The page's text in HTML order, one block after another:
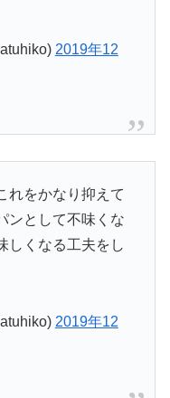
2019年12
れをかなり抑えて
ンとして不味くな
しくなる工夫をし
2019年12